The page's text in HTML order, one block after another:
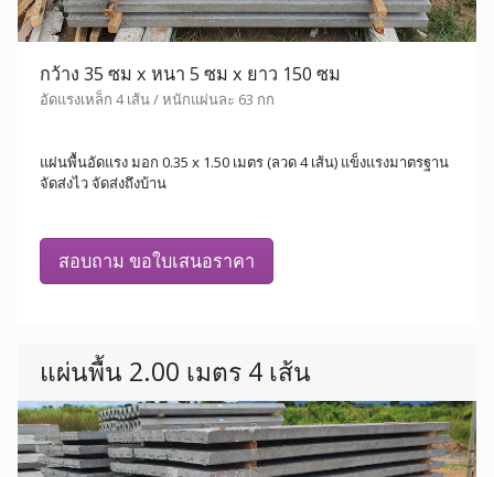
กว้าง 35 ซม x หนา 5 ซม x ยาว 150 ซม
อัดแรงเหล็ก 4 เส้น / หนักแผ่นละ 63 กก
แผ่นพื้นอัดแรง มอก 0.35 x 1.50 เมตร (ลวด 4 เส้น) แข็งแรงมาตรฐาน
จัดส่งไว จัดส่งถึงบ้าน
สอบถาม ขอใบเสนอราคา
แผ่นพื้น 2.00 เมตร 4 เส้น